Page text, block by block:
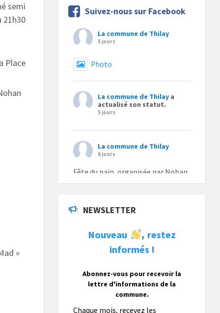
semi
21h30
Place
»
Suivez-nous sur Facebook
La commune de Thilay
5 jours
Photo
La commune de Thilay a
actualisé son statut.
5 jours
La commune de Thilay
6 jours
Fête du pain, organisée par Nohan
Loisirs dimanche 9 août.
1 semaine
La commune de Thilay souhaite
également les visiteurs à son
bulletin municipal annuel en
organisant un concours photo
gratuit OUVERT À TOUS.
Vous pouvez envoyer vos photo
NEWSLETTER
Nouveau , restez
informés !
Abonnez-vous pour recevoir la
lettre d'informations de la
commune.
Chaque mois, recevez les